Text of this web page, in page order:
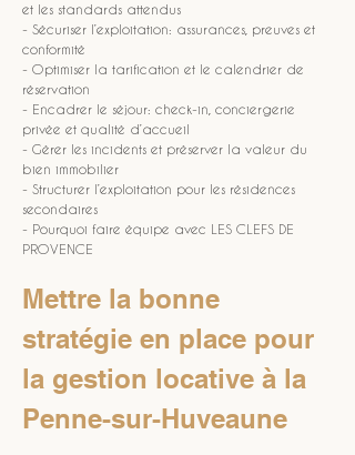
et les standards attendus
- Sécuriser l’exploitation: assurances, preuves et
conformité
- Optimiser la tarification et le calendrier de
réservation
- Encadrer le séjour: check-in, conciergerie
privée et qualité d’accueil
- Gérer les incidents et préserver la valeur du
bien immobilier
- Structurer l’exploitation pour les résidences
secondaires
- Pourquoi faire équipe avec LES CLEFS DE
PROVENCE
Mettre la bonne
stratégie en place pour
la gestion locative à la
Penne-sur-Huveaune